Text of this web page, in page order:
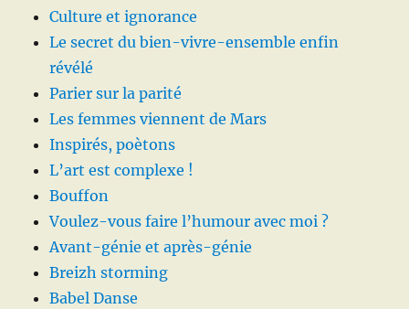
Culture et ignorance
Le secret du bien-vivre-ensemble enfin
révélé
Parier sur la parité
Les femmes viennent de Mars
Inspirés, poètons
L’art est complexe !
Bouffon
Voulez-vous faire l’humour avec moi ?
Avant-génie et après-génie
Breizh storming
Babel Danse